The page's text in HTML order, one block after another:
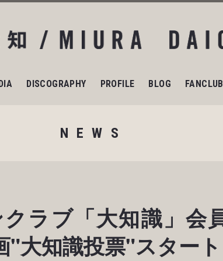
DISCOGRAPHY PROFILE BLOG FANCLUB
NEWS
ラブ「大知識」会
大知識投票"スタート